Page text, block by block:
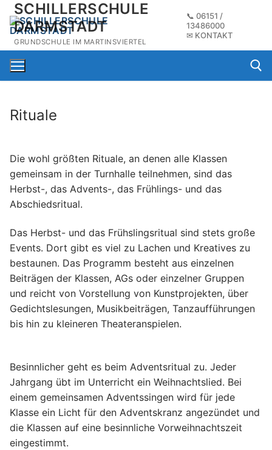
Zum
Inhalt
springen
SCHILLERSCHULE
DARMSTADT
GRUNDSCHULE IM MARTINSVIERTEL
📞06151 /
13486000
✉ KONTAKT
Rituale
Die wohl größten Rituale, an denen alle Klassen
gemeinsam in der Turnhalle teilnehmen, sind das
Herbst-, das Advents-, das Frühlings- und das
Abschiedsritual.
Das Herbst- und das Frühslingsritual sind stets große
Events. Dort gibt es viel zu Lachen und Kreatives zu
bestaunen. Das Programm besteht aus einzelnen
Beiträgen der Klassen, AGs oder einzelner Gruppen
und reicht von Vorstellung von Kunstprojekten, über
Gedichtslesungen, Musikbeiträgen, Tanzaufführungen
bis hin zu kleineren Theateranspielen.
Besinnlicher geht es beim Adventsritual zu. Jeder
Jahrgang übt im Unterricht ein Weihnachtslied. Bei
einem gemeinsamen Adventssingen wird für jede
Klasse ein Licht für den Adventskranz angezündet und
die Klassen auf eine besinnliche Vorweihnachtszeit
eingestimmt.